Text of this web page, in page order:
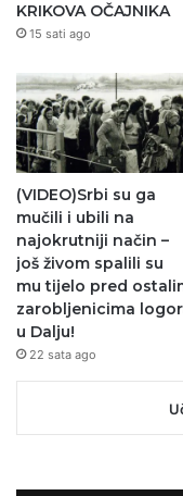
KRIKOVA OČAJNIKA
15 sati ago
(VIDEO)Srbi su ga
mučili i ubili na
najokrutniji način –
još živom spalili su
mu tijelo pred
zarobljenicima
u Dalju!
22 sata ago